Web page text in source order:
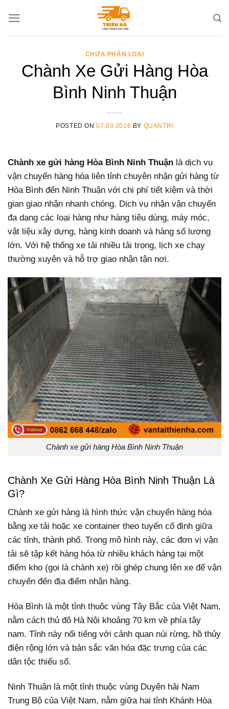
CHƯA PHÂN LOẠI
Chành Xe Gửi Hàng Hòa
Bình Ninh Thuận
POSTED ON07.03.2026 BY QUANTRI
Chành xe gửi hàng Hòa Bình Ninh Thuận là dịch vụ
vận chuyển hàng hóa liên tỉnh chuyên nhận gửi hàng từ
Hòa Bình đến Ninh Thuận với chi phí tiết kiệm và thời
gian giao nhận nhanh chóng. Dịch vụ nhận vận chuyển
đa dạng các loại hàng như hàng tiêu dùng, máy móc,
vật liệu xây dựng, hàng kinh doanh và hàng số lượng
lớn. Với hệ thống xe tải nhiều tải trọng, lịch xe chạy
thường xuyên và hỗ trợ giao nhận tận nơi.
Chành xe gửi hàng Hòa Bình Ninh Thuận
Chành Xe Gửi Hàng Hòa Bình Ninh Thuận Là
Gì?
Chành xe gửi hàng là hình thức vận chuyển hàng hóa
bằng xe tải hoặc xe container theo tuyến cố định giữa
các tỉnh, thành phố. Trong mô hình này, các đơn vị vận
tải sẽ tập kết hàng hóa từ nhiều khách hàng tại một
điểm kho (gọi là chành xe) rồi ghép chung lên xe để vận
chuyển đến địa điểm nhận hàng.
Hòa Bình là một tỉnh thuộc vùng Tây Bắc của Việt Nam,
nằm cách thủ đô Hà Nội khoảng 70 km về phía tây
nam. Tỉnh này nổi tiếng với cảnh quan núi rừng, hồ thủy
điện rộng lớn và bản sắc văn hóa đặc trưng của các
dân tộc thiểu số.
Ninh Thuận là một tỉnh thuộc vùng Duyên hải Nam
Trung Bộ của Việt Nam, nằm giữa hai tỉnh Khánh Hòa